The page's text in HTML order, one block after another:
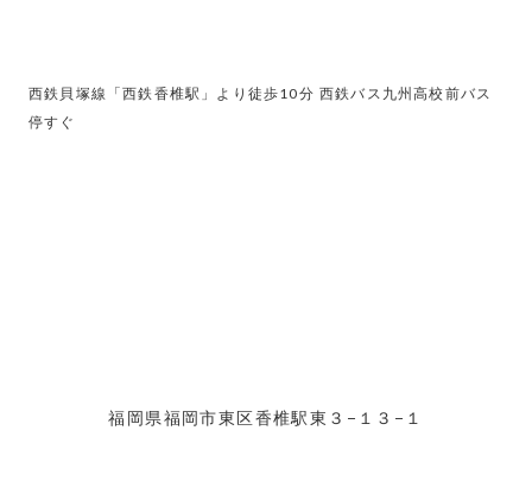
西鉄貝塚線「西鉄香椎駅」より徒歩10分 西鉄バス九州高校前バス
停すぐ
福岡県福岡市東区香椎駅東３−１３−１